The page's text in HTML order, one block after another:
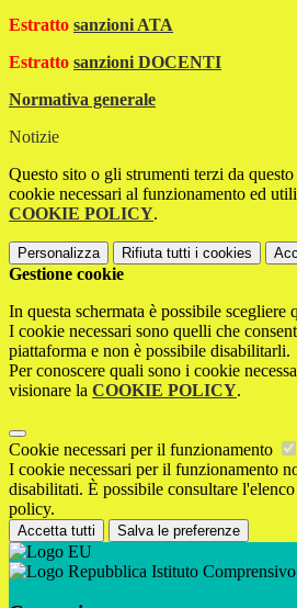
Estratto sanzioni ATA
Estratto sanzioni DOCENTI
Normativa generale
Notizie
Questo sito o gli strumenti terzi da
cookie necessari al funzionamento ed
COOKIE POLICY.
Personalizza Rifiuta tutti i cookies
Gestione cookie
In questa schermata è possibile scegliere
I cookie necessari sono quelli che
piattaforma e non è possibile disabilitarli.
Per conoscere quali sono i cookie
visionare la COOKIE POLICY.
Cookie necessari per il funzionamento
I cookie necessari per il funzionamento
disabilitati. È possibile consultare
policy.
Accetta tutti Salva le preferenze
Istituto